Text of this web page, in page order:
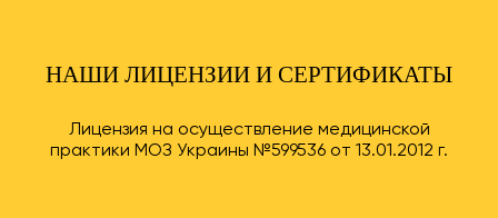
НАШИ ЛИЦЕНЗИИ И СЕРТИФИКАТЫ
Лицензия на осуществление медицинской
практики МОЗ Украины №599536 от 13.01.2012 г.